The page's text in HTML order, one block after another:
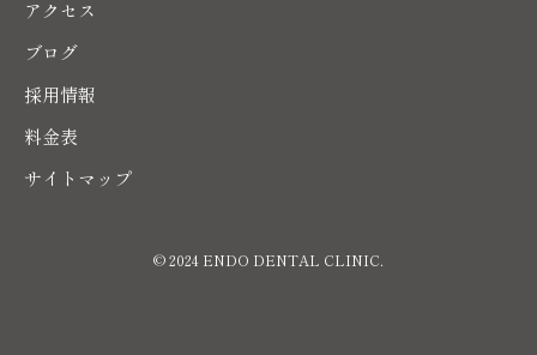
アクセス
ブログ
採用情報
料金表
サイトマップ
© 2024 ENDO DENTAL CLINIC.